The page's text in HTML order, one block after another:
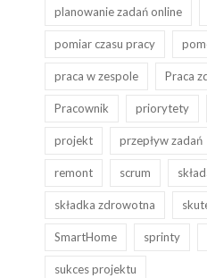
planowanie zadań online
pomiar czasu pracy
praca w zespole Praca
Pracownik priorytety
projekt przepływ zadań
remont scrum
składka zdrowotna
SmartHome sprinty
sukces projektu